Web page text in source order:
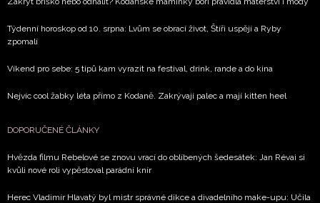
Týdenní horoskop od 10. srpna: Lvům se obrací život, Štíři uspějí a Ryby
zpomalí
Víkend pro sebe: 5 tipů kam vyrazit na festival, drink, rande a do kina
Nejvíc cool žabky léta přímo z Kodaně. Zakrývají palec a mají kitten heel
DOPORUČENÉ ČLÁNKY
Hvězda filmu Rebelové se znovu vrací do oblíbených šedesátek: Jan Révai si
kvůli nové roli vypěstoval parádní knír
Herec Vladimír Hlavatý byl mistr správné dikce a divadelního make-upu: Učila